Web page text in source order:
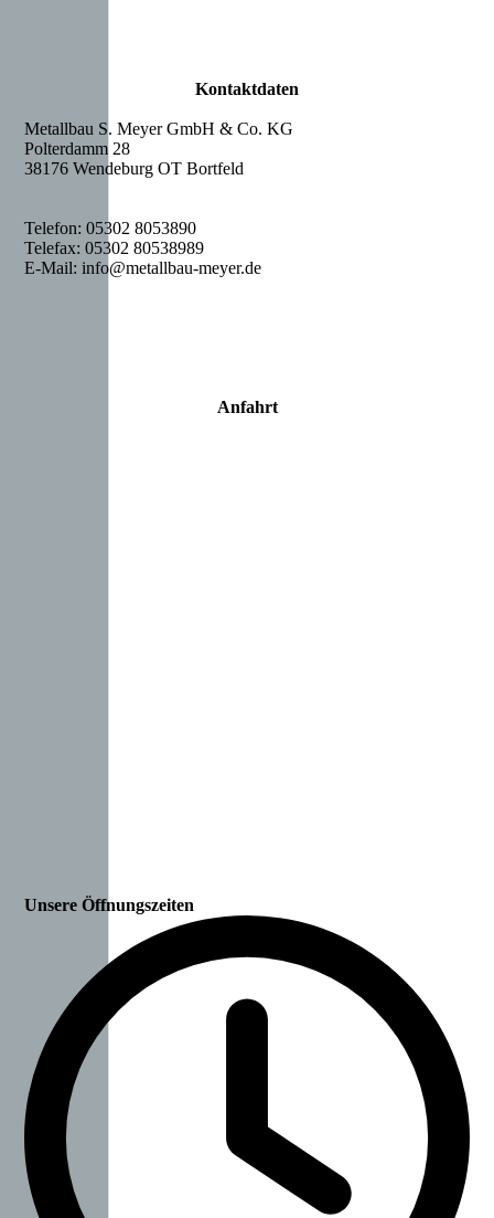
Kontaktdaten
Metallbau S. Meyer GmbH & Co. KG
Polterdamm 28
38176 Wendeburg OT Bortfeld
Telefon: 05302 8053890
Telefax: 05302 80538989
E-Mail: info@metallbau-meyer.de
Anfahrt
Unsere Öffnungszeiten